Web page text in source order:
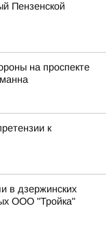
Пензенской
на проспекте
к
в дзержинских
ООО "Тройка"